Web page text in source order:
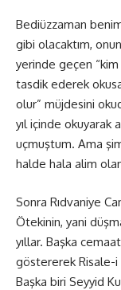
Bediüzzaman
gibi olacaktım,
yerinde geçen
tasdik ederek
olur” müjdesini
yıl içinde okuyarak
uçmuştum. Ama
halde hala alim
Sonra Rıdvaniye
Ötekinin, yani
yıllar. Başka
göstererek Risale-i
Başka biri Seyyid